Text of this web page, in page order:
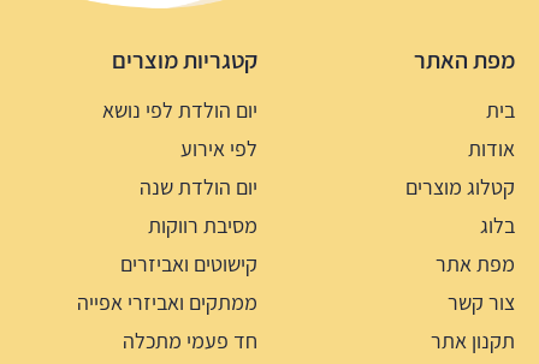
מפת האתר
בית
אודות
קטלוג מוצרים
בלוג
מפת אתר
צור קשר
תקנון אתר
קטגריות מוצרים
יום הולדת לפי נושא
לפי אירוע
יום הולדת שנה
מסיבת רווקות
קישוטים ואביזרים
ממתקים ואביזרי אפייה
חד פעמי מתכלה